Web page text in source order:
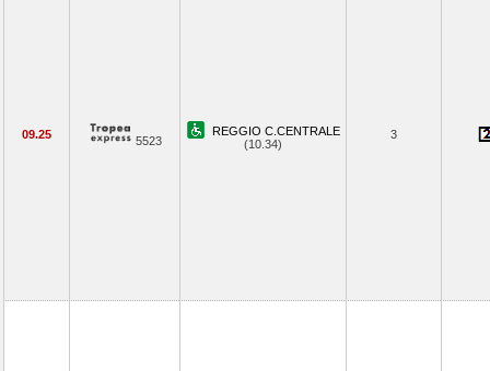
09.25 5523
REGGIO C.CENTRALE
(10.34)
3